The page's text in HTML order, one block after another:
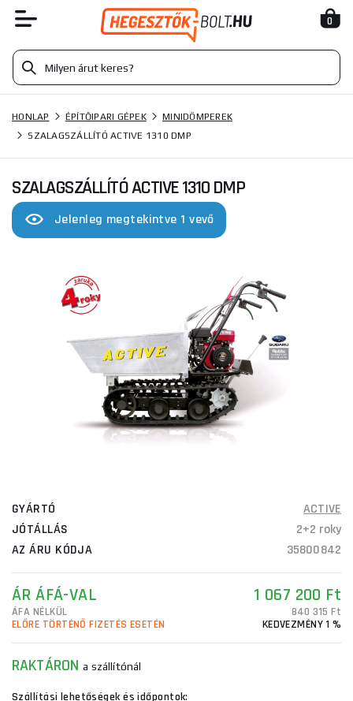
0
HONLAP ÉPÍTŐIPARI GÉPEK
MINIDÖMPEREK
SZALAGSZÁLLÍTÓ ACTIVE 1310 DMP
SZALAGSZÁLLÍTÓ ACTIVE 1310 DMP
Jelenleg megtekintve 1 vevő
GYÁRTÓ
ACTIVE
JÓTÁLLÁS
2+2 roky
AZ ÁRU KÓDJA
35800842
ÁR ÁFÁ-VAL 1 067 200 Ft
ÁFA NÉLKÜL
840 315 Ft
ELŐRE TÖRTÉNŐ FIZETÉS ESETÉN
KEDVEZMÉNY 1 %
RAKTÁRONa szállítónál
Szállítási lehetőségek és időpontok: